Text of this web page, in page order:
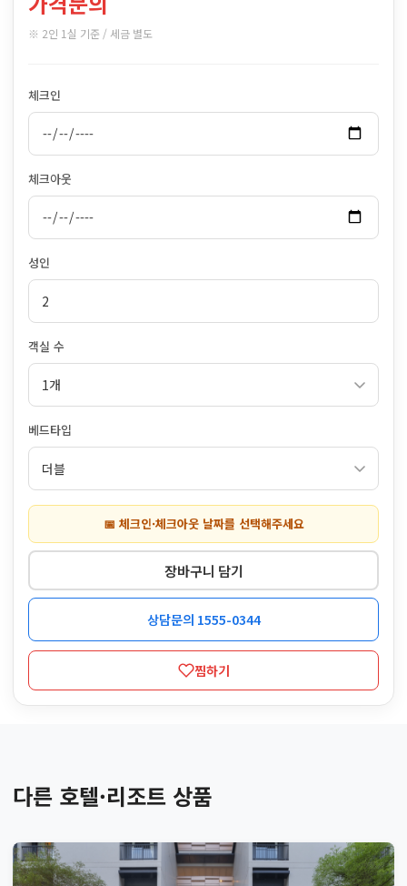
※ 2인 1실 기준 / 세금 별도
체크인
체크아웃
성인
객실 수
베드타입
📅 체크인·체크아웃 날짜를 선택해주세요
장바구니 담기
상담문의 1555-0344
찜하기
다른 호텔·리조트 상품